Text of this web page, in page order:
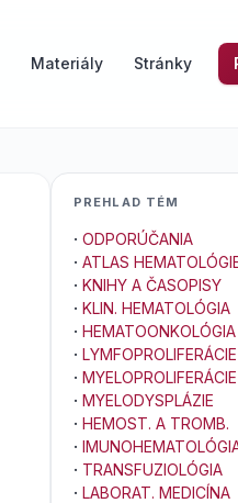
Materiály Stránky
PREHLAD TÉM
· ODPORÚČANIA
· ATLAS
· KNIHY A ČASOPISY
· KLIN. HEMATOLÓGIA
· HEMATOONKOLÓGIA
· LYMFOPROLIFERÁCIE
· MYELOPROLIFERÁCIE
· MYELODYSPLÁZIE
· HEMOST. A TROMB.
·
· TRANSFUZIOLÓGIA
· LABORAT. MEDICÍNA